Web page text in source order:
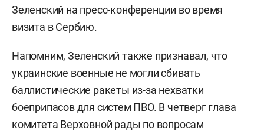
Зеленский на пресс-конференции во время
визита в Сербию.
Напомним, Зеленский также признавал, что
украинские военные не могли сбивать
баллистические ракеты из-за нехватки
боеприпасов для систем ПВО. В четверг глава
комитета Верховной рады по вопросам